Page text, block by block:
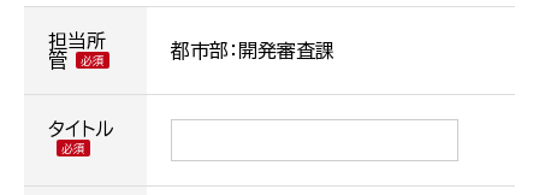
担当所
管
都市部：開発審査課
タイトル